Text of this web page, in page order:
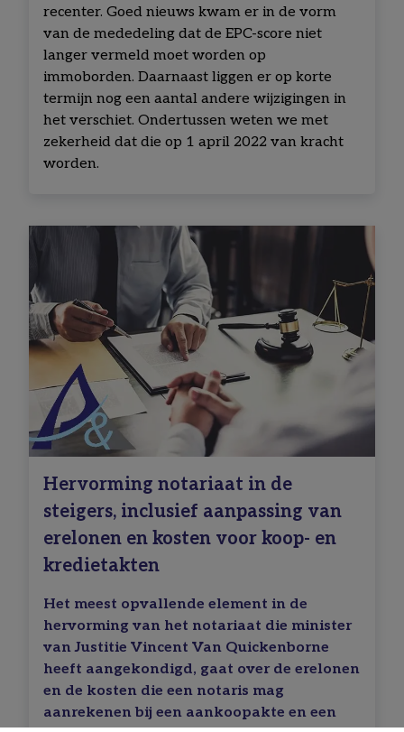
recenter. Goed nieuws kwam er in de vorm
van de mededeling dat de EPC-score niet
langer vermeld moet worden op
immoborden. Daarnaast liggen er op korte
termijn nog een aantal andere wijzigingen in
het verschiet. Ondertussen weten we met
zekerheid dat die op 1 april 2022 van kracht
worden.
Hervorming notariaat in de
steigers, inclusief aanpassing van
erelonen en kosten voor koop- en
kredietakten
Het meest opvallende element in de
hervorming van het notariaat die minister
van Justitie Vincent Van Quickenborne
heeft aangekondigd, gaat over de erelonen
en de kosten die een notaris mag
aanrekenen bij een aankoopakte en een